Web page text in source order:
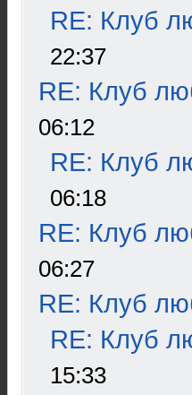
RE: Клуб
22:37
RE: Клуб
06:12
RE: Клуб
06:18
RE: Клуб
06:27
RE: Клуб
RE: Клуб
15:33